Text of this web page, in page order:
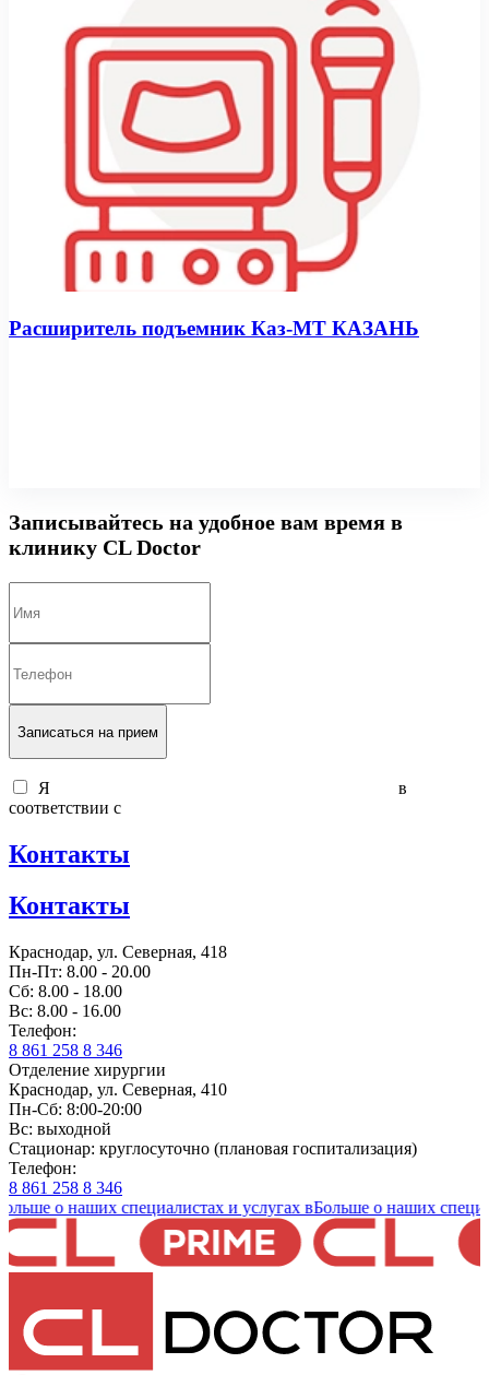
Расширитель подъемник Каз-МТ КАЗАНЬ
Записывайтесь на удобное вам время в
клинику CL Doctor
Записаться на прием
Я
в
соответствии с
Контакты
Контакты
Краснодар, ул. Северная, 418
Пн-Пт: 8.00 - 20.00
Сб: 8.00 - 18.00
Вс: 8.00 - 16.00
Телефон:
8 861 258 8 346
Отделение хирургии
Краснодар, ул. Северная, 410
Пн-Сб: 8:00-20:00
Вс: выходной
Стационар: круглосуточно (плановая госпитализация)
Телефон:
8 861 258 8 346
о наших специалистах и услугах вБольше о наших